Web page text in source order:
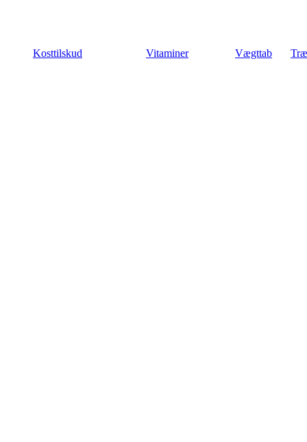
Kosttilskud Vitaminer Vægttab